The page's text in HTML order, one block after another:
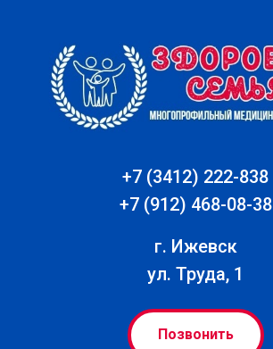
+7 (3412) 222-838
+7 (912) 468-08-38
г. Ижевск
ул. Труда, 1
Позвонить